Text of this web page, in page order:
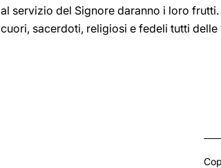
al servizio del Signore daranno i loro
cuori, sacerdoti, religiosi e fedeli tutti